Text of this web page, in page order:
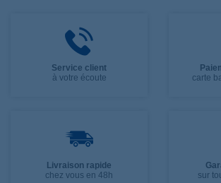
Service client
à votre écoute
carte
Livraison rapide
chez vous en 48h
sur